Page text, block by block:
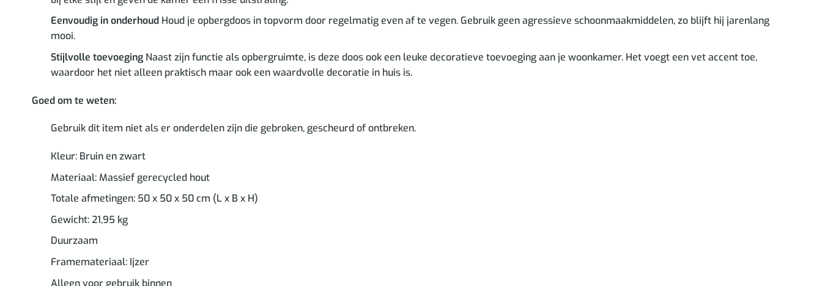
Eenvoudig in onderhoudHoud je opbergdoos in topvorm door regelmatig even af te vegen. Gebruik geen agressieve schoonmaakmiddelen, zo blijft hij jarenlang
mooi.
Stijlvolle toevoegingNaast zijn functie als opbergruimte, is deze doos ook een leuke decoratieve toevoeging aan je woonkamer. Het voegt een vet accent toe,
waardoor het niet alleen praktisch maar ook een waardvolle decoratie in huis is.
Goed om te weten:
Gebruik dit item niet als er onderdelen zijn die gebroken, gescheurd of ontbreken.
Kleur: Bruin en zwart
Materiaal: Massief gerecycled hout
Totale afmetingen: 50 x 50 x 50 cm (L x B x H)
Gewicht: 21,95 kg
Duurzaam
Framemateriaal: Ijzer
Alleen voor gebruik binnen